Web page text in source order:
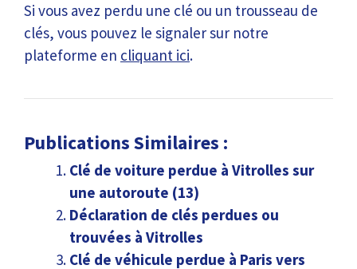
Si vous avez perdu une clé ou un trousseau de
clés, vous pouvez le signaler sur notre
plateforme en cliquant ici.
Publications Similaires :
Clé de voiture perdue à Vitrolles sur
une autoroute (13)
Déclaration de clés perdues ou
trouvées à Vitrolles
Clé de véhicule perdue à Paris vers